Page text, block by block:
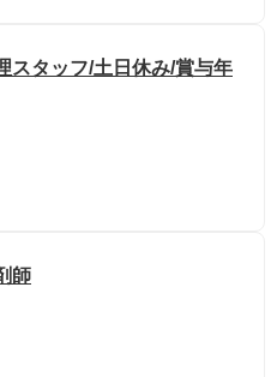
スタッフ/土日休み/賞与年
師